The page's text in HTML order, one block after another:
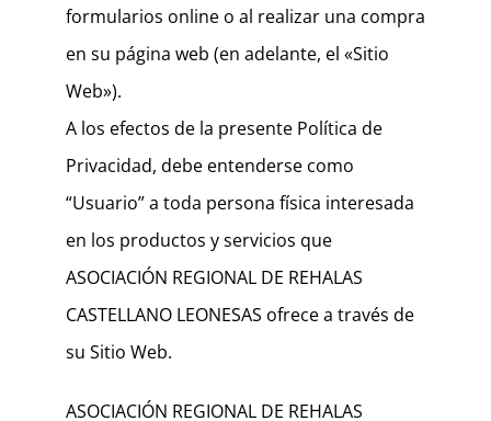
formularios online o al realizar una compra
en su página web (en adelante, el «Sitio
Web»).
A los efectos de la presente Política de
Privacidad, debe entenderse como
“Usuario” a toda persona física interesada
en los productos y servicios que
ASOCIACIÓN REGIONAL DE REHALAS
CASTELLANO LEONESAS ofrece a través de
su Sitio Web.
ASOCIACIÓN REGIONAL DE REHALAS